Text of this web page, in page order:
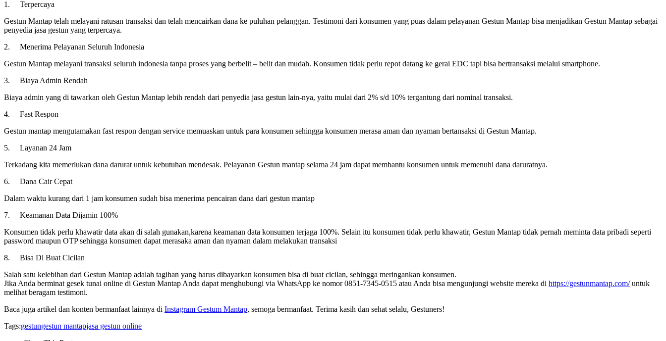
1. Terpercaya
Gestun Mantap telah melayani ratusan transaksi dan telah mencairkan dana ke puluhan pelanggan. Testimoni dari konsumen yang puas dalam pelayanan Gestun Mantap bisa menjadikan Gestun Mantap sebagai
penyedia jasa gestun yang terpercaya.
2. Menerima Pelayanan Seluruh Indonesia
Gestun Mantap melayani transaksi seluruh indonesia tanpa proses yang berbelit – belit dan mudah. Konsumen tidak perlu repot datang ke gerai EDC tapi bisa bertransaksi melalui smartphone.
3. Biaya Admin Rendah
Biaya admin yang di tawarkan oleh Gestun Mantap lebih rendah dari penyedia jasa gestun lain-nya, yaitu mulai dari 2% s/d 10% tergantung dari nominal transaksi.
4. Fast Respon
Gestun mantap mengutamakan fast respon dengan service memuaskan untuk para konsumen sehingga konsumen merasa aman dan nyaman bertansaksi di Gestun Mantap.
5. Layanan 24 Jam
Terkadang kita memerlukan dana darurat untuk kebutuhan mendesak. Pelayanan Gestun mantap selama 24 jam dapat membantu konsumen untuk memenuhi dana daruratnya.
6. Dana Cair Cepat
Dalam waktu kurang dari 1 jam konsumen sudah bisa menerima pencairan dana dari gestun mantap
7. Keamanan Data Dijamin 100%
Konsumen tidak perlu khawatir data akan di salah gunakan,karena keamanan data konsumen terjaga 100%. Selain itu konsumen tidak perlu khawatir, Gestun Mantap tidak pernah meminta data pribadi seperti
password maupun OTP sehingga konsumen dapat merasaka aman dan nyaman dalam melakukan transaksi
8. Bisa Di Buat Cicilan
Salah satu kelebihan dari Gestun Mantap adalah tagihan yang harus dibayarkan konsumen bisa di buat cicilan, sehingga meringankan konsumen.
Jika Anda berminat gesek tunai online di Gestun Mantap Anda dapat menghubungi via WhatsApp ke nomor 0851-7345-0515 atau Anda bisa mengunjungi website mereka di https://gestunmantap.com/untuk
melihat beragam testimoni.
Baca juga artikel dan konten bermanfaat lainnya di Instagram Gestum Mantap, semoga bermanfaat. Terima kasih dan sehat selalu, Gestuners!
Tags:gestungestun mantapjasa gestun online